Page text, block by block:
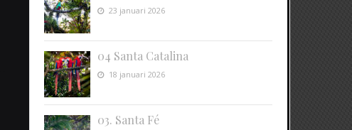
23 januari 2026
04 Santa Catalina
18 januari 2026
03. Santa Fé